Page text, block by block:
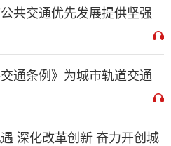
共交通优先发展提供坚强
通条例》为城市轨道交通
深化改革创新 奋力开创城